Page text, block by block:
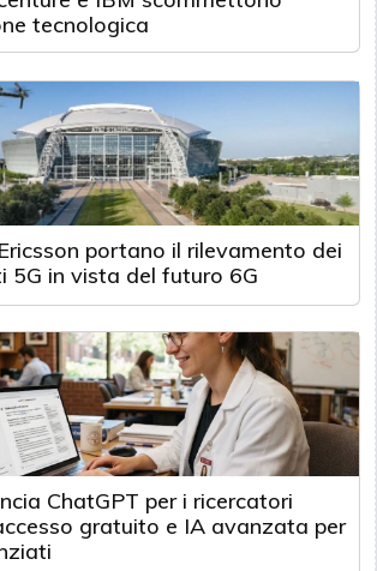
tecnologica
portano il rilevamento dei
5G in vista del futuro 6G
ChatGPT per i ricercatori
gratuito e IA avanzata per